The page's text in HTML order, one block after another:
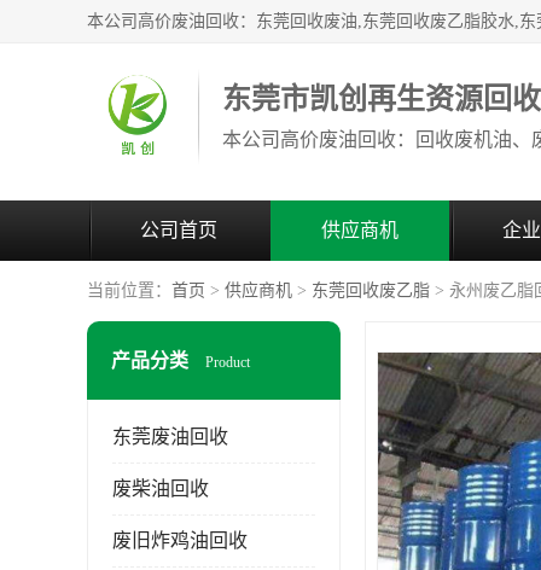
东莞市凯创再生资源回
公司首页 供应商机 企
当前位置： 首页 > 供应商机 > 东莞回收废乙脂 > 永州废乙脂
产品分类 Product
东莞废油回收
废柴油回收
废旧炸鸡油回收